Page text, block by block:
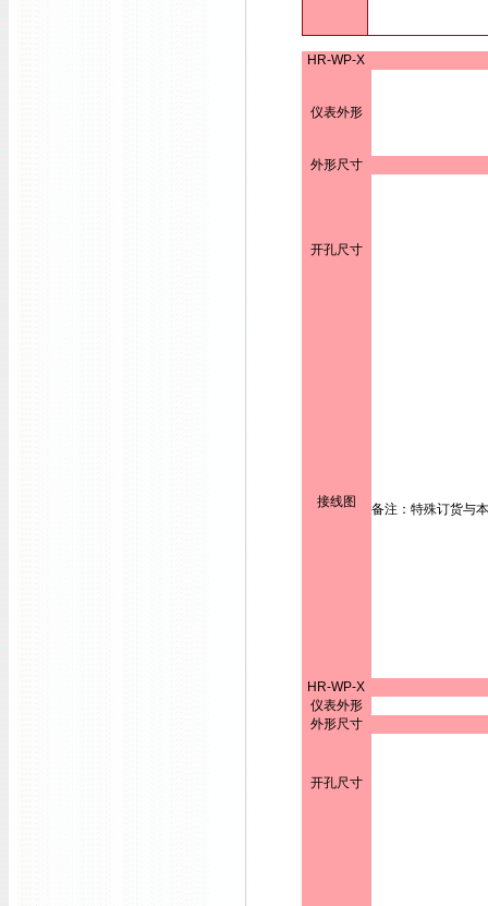
HR-WP-X
仪表外形
外形尺寸
开孔尺寸
接线图 备注：特殊订货与
HR-WP-X
仪表外形
外形尺寸
开孔尺寸